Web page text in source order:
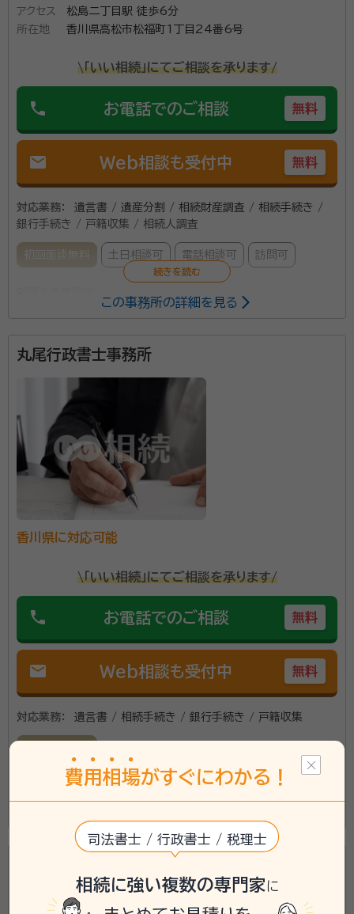
アクセス
松島二丁目駅 徒歩6分
所在地
香川県高松市松福町1丁目24番6号
\「いい相続」にてご相談を承ります/
phone お電話でのご相談 無料
mail Web相談も受付中 無料
対応業務：
遺言書 / 遺産分割 / 相続財産調査 / 相続手続き /
銀行手続き / 戸籍収集 / 相続人調査
初回面談無料 土日相談可 電話相談可 訪問可
か？ ほとんどの方が誰かが亡くなられた後で発生する
ものが「相続」だとお考えだと思います。 上記のような
事後に発生する相続でのトラブルは後を絶ちません。 相
続が無事終了しても、これで良かったのか？ 故人の思
いをはちゃんと果たせただろうか？ 相続に携わる側と
して疑問が残ることが多々あります。 「今のうちにでき
るだけのことはしておきたい。 けど、何からしたらいい
のか分からない。」 そうお悩みのかた、お気軽にご相談
きます。 これを機にまたひとつご家族の絆が深まるお
手伝いを、私共にさせていただければ幸いです。
資格等： 行政書士
香川県行政書士会
この事務所の詳細を見る
丸尾行政書士事務所
香川県に対応可能
\「いい相続」にてご相談を承ります/
phone お電話でのご相談 無料
mail Web相談も受付中 無料
対応業務： 遺言書 / 相続手続き / 銀行手続き / 戸籍収集
ーとして相続全般のご相談に応じます。
費用 相場がすぐにわかる！
司法書士 / 行政書士 / 税理士
相続に強い複数の専門家に